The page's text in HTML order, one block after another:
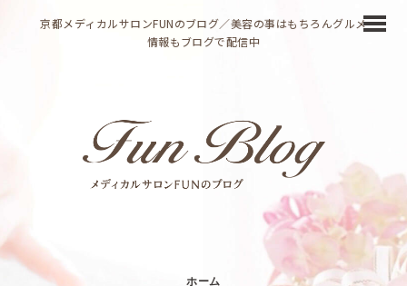
京都メディカルサロンFUNのブログ／美容の事はもちろんグルメ
情報もブログで配信中
ホーム